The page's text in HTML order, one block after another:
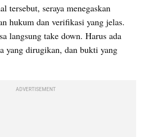
tersebut, seraya menegaskan
hukum dan verifikasi yang jelas.
langsung take down. Harus ada
yang dirugikan, dan bukti yang
ADVERTISEMENT